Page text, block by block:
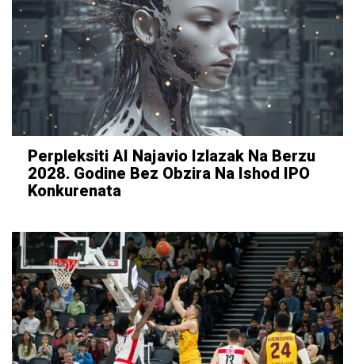
Perpleksiti AI Najavio Izlazak Na Berzu
2028. Godine Bez Obzira Na Ishod IPO
Konkurenata